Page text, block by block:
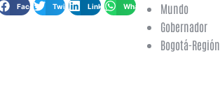
Facebook Twitter LinkedIn WhatsApp
Mundo
Gobernador
Bogotá-Región